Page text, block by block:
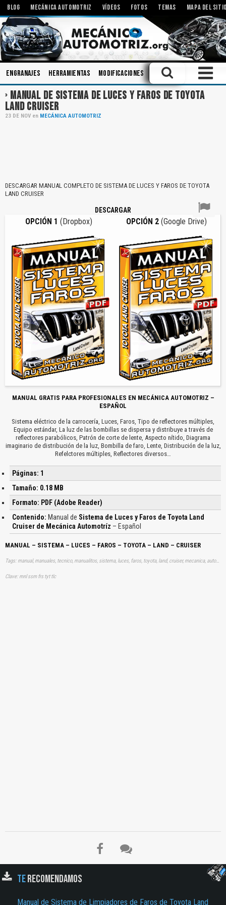
BLOG MECÁNICA AUTOMOTRIZ VÍDEOS FOTOS TEMAS MAPA DEL
Engranajes Herramientas Modificaciones Componentes Bielas
MANUAL DE SISTEMA DE LUCES Y FAROS DE TOYOTA
LAND CRUISER
23 DE NOV en MECÁNICA AUTOMOTRIZ
DESCARGAR MANUAL COMPLETO DE SISTEMA DE LUCES Y FAROS DE TOYOTA
LAND CRUISER
DESCARGAR
OPCIÓN 1 (Dropbox) OPCIÓN 2 (Google Drive)
MANUAL GRATIS PARA PROFESIONALES EN MECÁNICA AUTOMOTRIZ –
ESPAÑOL
Sistema eléctrico de la carrocería, Luces, Faros, Tipo de reflectores múltiples,
Equipo estándar, La luz de las bombillas se dispersa y distribuye a través de
reflectores parabólicos, Patrón de corte de lente, Aspecto nítido, Diagrama
imaginario de distribución de la luz, Bombilla de faro, Lente, Distribución de la luz,
Refelctores múltiples, Reflectores diversos…
Páginas: 1
Tamaño: 0.18 MB
Formato: PDF (Adobe Reader)
Contenido: Manual de Sistema de Luces y Faros de Toyota Land
Cruiser de Mecánica Automotríz – Español
MANUAL – SISTEMA – LUCES – FAROS – TOYOTA – LAND – CRUISER
Tags: manual, manuales, tecnico, manualitos, sistema, luces, faros, toyota, land, cruiser, mecanica, automotriz, aprender, descargas
Clave: mnl ssm frs tyt tlc
TERECOMENDAMOS
Manual de Sistema de Limpiadores de Faros de Toyota Land